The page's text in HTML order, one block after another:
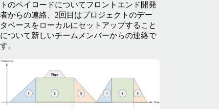
トのペイロードについてフロントエンド開発
者からの連絡、2回目はプロジェクトのデー
タベースをローカルにセットアップすること
について新しいチームメンバーからの連絡で
す。